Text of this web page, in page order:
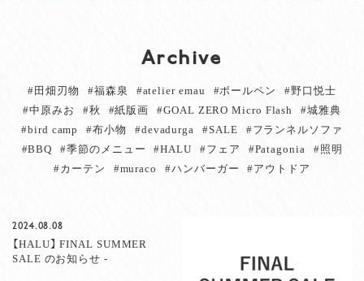
Archive
#田畑刃物 #福森泉 #atelier emau #ボールペン
#野口悦士
#中原みお
#秋 #紙版画 #GOAL ZERO Micro Flash #城雅典
#bird camp
#布小物 #devadurga #SALE #フランネルソファ
#BBQ #季節のメニュー #HALU #フェア #Patagonia #照明
#カーテン
#muraco #ハンバーガー #アウトドア
2024.08.08
【HALU】 FINAL SUMMER
SALE のお知らせ -